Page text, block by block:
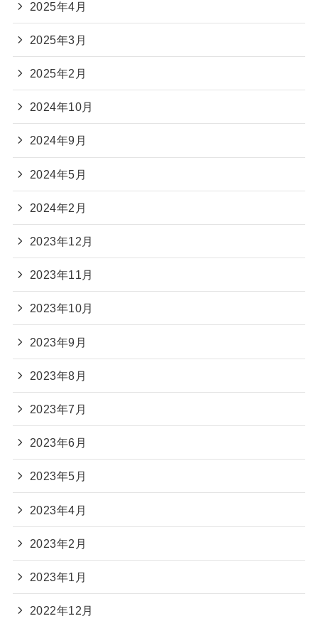
2025年4月
2025年3月
2025年2月
2024年10月
2024年9月
2024年5月
2024年2月
2023年12月
2023年11月
2023年10月
2023年9月
2023年8月
2023年7月
2023年6月
2023年5月
2023年4月
2023年2月
2023年1月
2022年12月